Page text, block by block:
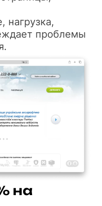
нагрузка,
проблемы
на